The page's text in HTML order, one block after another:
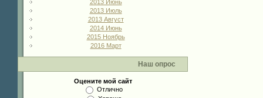
2013 Июнь
2013 Июль
2013 Август
2014 Июнь
2015 Ноябрь
2016 Март
Наш опрос
Оцените мой сайт
Отлично